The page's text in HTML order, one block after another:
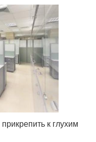
к глухим